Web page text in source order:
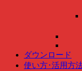
ダウンロード
使い方･活用方